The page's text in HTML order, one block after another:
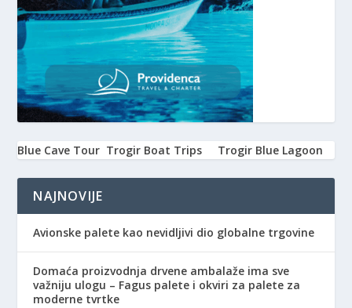
Blue Cave Tour Trogir Boat Trips Trogir Blue Lagoon
NAJNOVIJE
Avionske palete kao nevidljivi dio globalne trgovine
Domaća proizvodnja drvene ambalaže ima sve
važniju ulogu – Fagus palete i okviri za palete za
moderne tvrtke